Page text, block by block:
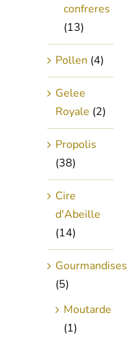
confreres
(13)
Pollen (4)
Gelee
Royale (2)
Propolis
(38)
Cire
d'Abeille
(14)
Gourmandises
(5)
Moutarde
(1)